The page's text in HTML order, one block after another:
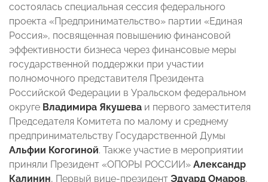
состоялась специальная сессия федерального
проекта «Предпринимательство» партии «Единая
Россия», посвященная повышению финансовой
эффективности бизнеса через финансовые меры
государственной поддержки при участии
полномочного представителя Президента
Российской Федерации в Уральском федеральном
округе Владимира Якушева и первого заместителя
Председателя Комитета по малому и среднему
предпринимательству Государственной Думы
Альфии Когогиной. Также участие в мероприятии
приняли Президент «ОПОРЫ РОССИИ» Александр
Калинин, Первый вице-президент Эдуард Омаров,